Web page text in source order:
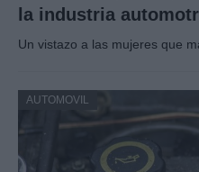
la industria
Un vistazo a las mujeres que
AUTOMOVIL